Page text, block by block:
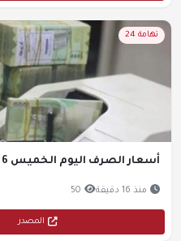
تهامة 24
أسعار الصرف اليوم الخميس 6 أغسطس 2026 في اليمن
منذ 16 دقيقة 50
المصدر